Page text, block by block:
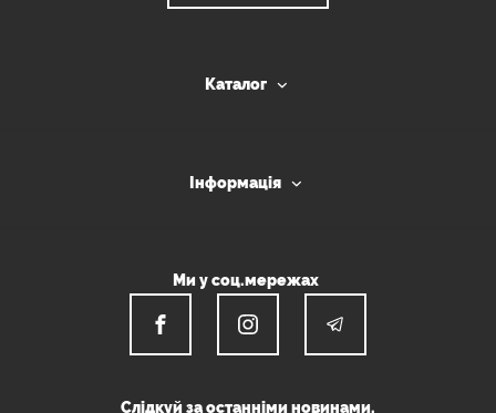
Каталог
Інформація
Ми у соц.мережах
Слідкуй за останніми новинами.